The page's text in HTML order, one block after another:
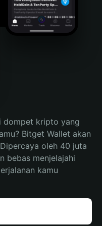
dompet kripto yang
Bitget Wallet akan
oleh 40 juta
bebas menjelajahi
kamu